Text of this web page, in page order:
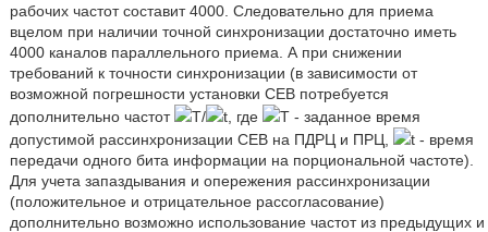
рабочих частот составит 4000. Следовательно для приема
вцелом при наличии точной синхронизации достаточно иметь
4000 каналов параллельного приема. А при снижении
требований к точности синхронизации (в зависимости от
возможной погрешности установки СЕВ потребуется
дополнительно частот
T/ t, где
T - заданное время
допустимой рассинхронизации СЕВ на ПДРЦ и ПРЦ,
t - время
передачи одного бита информации на порциональной частоте).
Для учета запаздывания и опережения рассинхронизации
(положительное и отрицательное рассогласование)
дополнительно возможно использование частот из предыдущих и